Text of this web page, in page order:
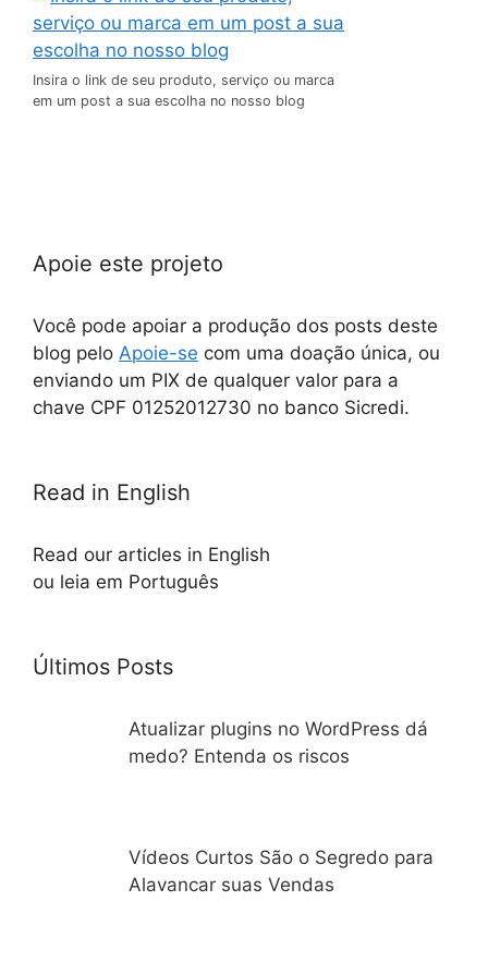
Insira o link de seu produto, serviço ou marca
em um post a sua escolha no nosso blog
Apoie este projeto
Você pode apoiar a produção dos posts deste
blog pelo Apoie-se com uma doação única, ou
enviando um PIX de qualquer valor para a
chave CPF 01252012730 no banco Sicredi.
Read in English
Read our articles in English
ou leia em Português
Últimos Posts
Atualizar plugins no WordPress dá
medo? Entenda os riscos
Vídeos Curtos São o Segredo para
Alavancar suas Vendas